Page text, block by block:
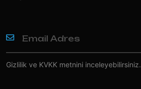
Gizlilik ve KVKK metnini inceleyebilirsiniz.